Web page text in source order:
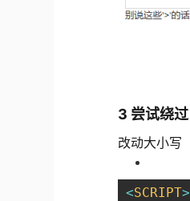
3 尝试绕过
改动大小写
<SCRIPT>